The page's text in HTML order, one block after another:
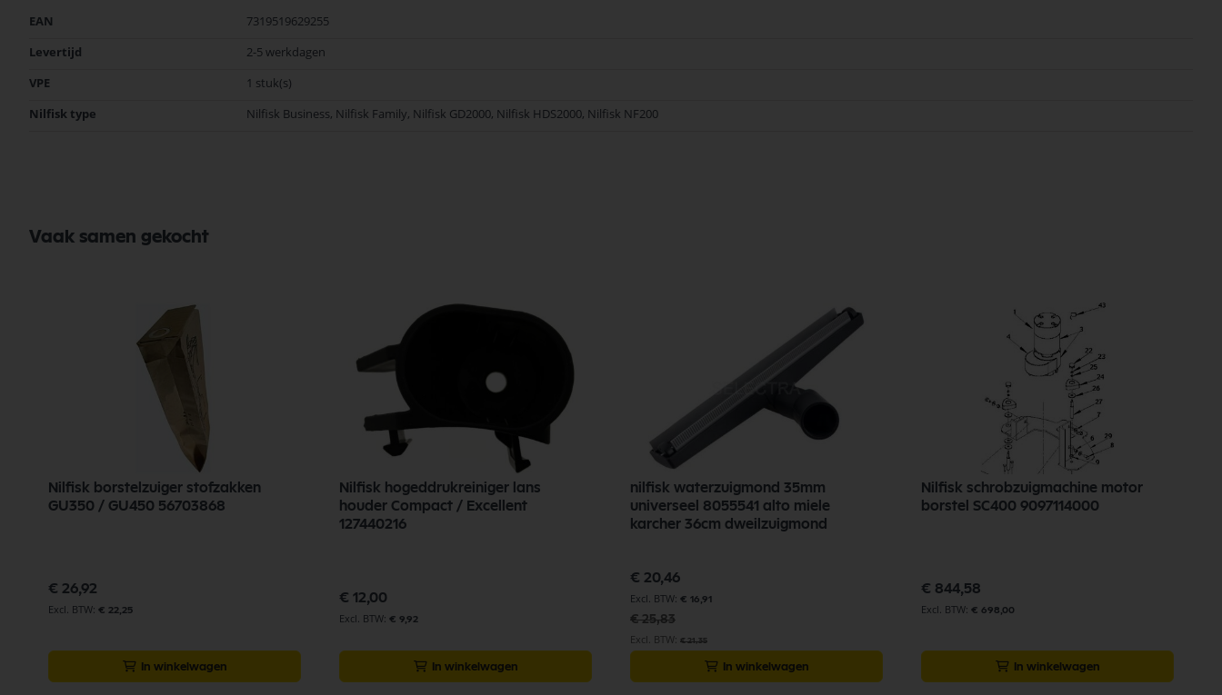
Meer
EAN
7319519629255
Levertijd
2-5 werkdagen
VPE
1 stuk(s)
Nilfisk type
Nilfisk Business, Nilfisk Family, Nilfisk GD2000, Nilfisk HDS2000, Nilfisk NF200
Vaak samen gekocht
Nilfisk borstelzuiger stofzakken
GU350 / GU450 56703868
€ 26,92
€ 22,25
In winkelwagen
Nilfisk hogeddrukreiniger lans
houder Compact / Excellent
127440216
€ 12,00
€ 9,92
In winkelwagen
nilfisk waterzuigmond 35mm
universeel 8055541 alto miele
karcher 36cm dweilzuigmond
Speciale
prijs
€ 20,46
€ 16,91
€ 25,83
€ 21,35
In winkelwagen
Nilfisk schrobzuigmachine motor
borstel SC400 9097114000
€ 844,58
€ 698,00
In winkelwagen